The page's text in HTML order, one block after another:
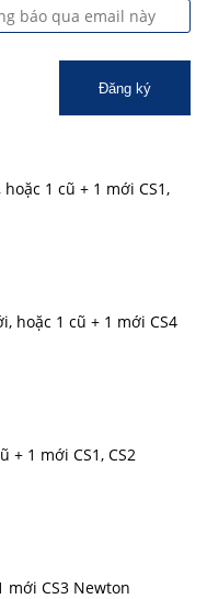
Đăng ký
1 cũ + 1 mới CS1,
hoặc 1 cũ + 1 mới CS4
+ 1 mới CS1, CS2
mới CS3 Newton